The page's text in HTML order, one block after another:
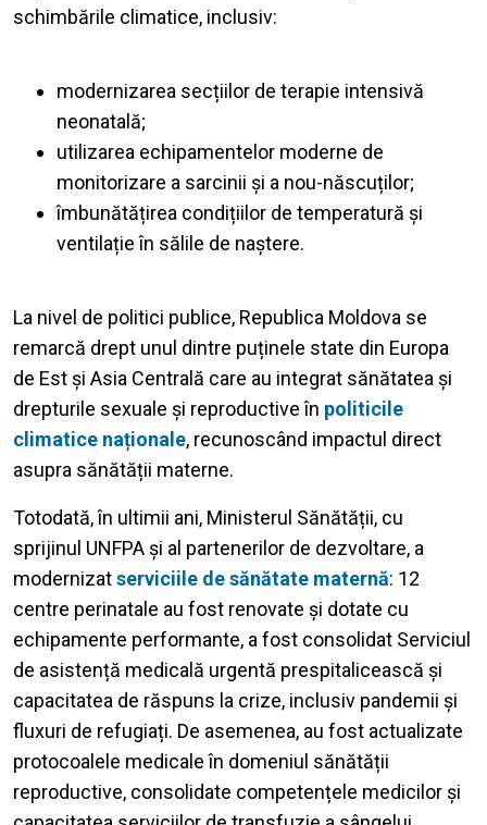
schimbările climatice, inclusiv:
modernizarea secțiilor de terapie intensivă
neonatală;
utilizarea echipamentelor moderne de
monitorizare a sarcinii și a nou-născuților;
îmbunătățirea condițiilor de temperatură și
ventilație în sălile de naștere.
La nivel de politici publice, Republica Moldova se
remarcă drept unul dintre puținele state din Europa
de Est și Asia Centrală care au integrat sănătatea și
drepturile sexuale și reproductive în politicile
climatice naționale, recunoscând impactul direct
asupra sănătății materne.
Totodată, în ultimii ani, Ministerul Sănătății, cu
sprijinul UNFPA și al partenerilor de dezvoltare, a
modernizatserviciile de sănătate maternă: 12
centre perinatale au fost renovate și dotate cu
echipamente performante, a fost consolidat Serviciul
de asistență medicală urgentă prespitalicească și
capacitatea de răspuns la crize, inclusiv pandemii și
fluxuri de refugiați. De asemenea, au fost actualizate
protocoalele medicale în domeniul sănătății
reproductive, consolidate competențele medicilor și